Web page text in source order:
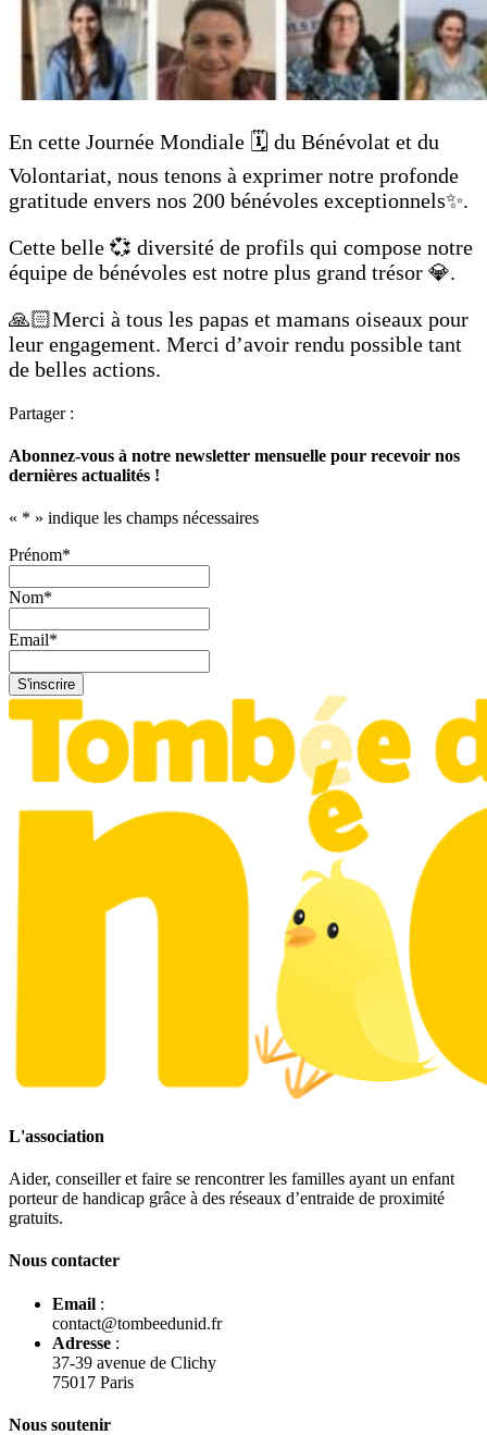
En cette Journée Mondiale 🗓️ du Bénévolat et du
Volontariat, nous tenons à exprimer notre profonde
gratitude envers nos 200 bénévoles exceptionnels✨.
Cette belle 💞 diversité de profils qui compose notre
équipe de bénévoles est notre plus grand trésor 💎.
🙏🏻Merci à tous les papas et mamans oiseaux pour
leur engagement. Merci d’avoir rendu possible tant
de belles actions.
Partager :
Abonnez-vous à notre newsletter mensuelle pour recevoir nos
dernières actualités !
« * » indique les champs nécessaires
Prénom*
Nom*
Email*
S'inscrire
L'association
Aider, conseiller et faire se rencontrer les familles ayant un enfant
porteur de handicap grâce à des réseaux d’entraide de proximité
gratuits.
Nous contacter
Email :
contact@tombeedunid.fr
Adresse :
37-39 avenue de Clichy
75017 Paris
Nous soutenir